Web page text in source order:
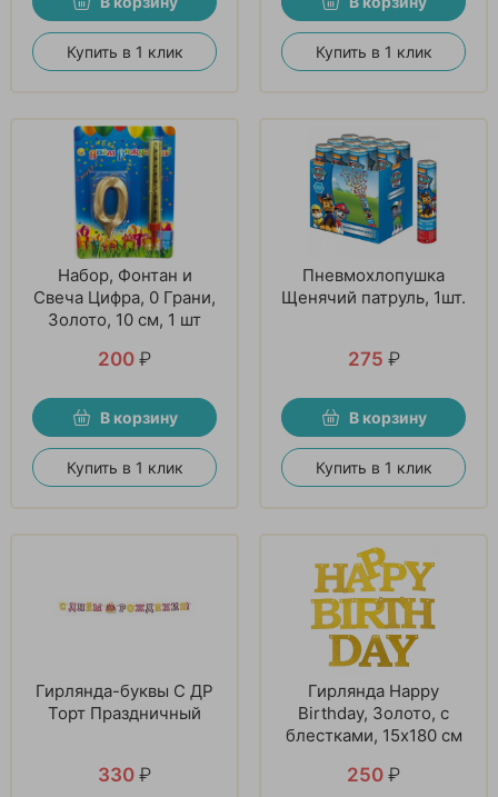
Купить в 1 клик Купить в 1 клик
Набор, Фонтан и
Свеча Цифра, 0 Грани,
Золото, 10 см, 1 шт
200 ₽
В корзину
Купить в 1 клик
Пневмохлопушка
Щенячий патруль, 1шт.
275 ₽
В корзину
Купить в 1 клик
Гирлянда-буквы С ДР
Торт Праздничный
330 ₽
Гирлянда Happy
Birthday, Золото, с
блестками, 15х180 см
250 ₽